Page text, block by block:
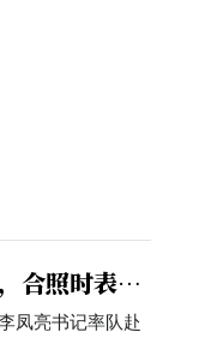
合照时表情
凤亮书记率队赴